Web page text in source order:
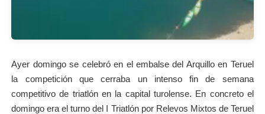
Ayer domingo se celebró en el embalse del Arquillo en Teruel
la competición que cerraba un intenso fin de semana
competitivo de triatlón en la capital turolense. En concreto el
domingo era el turno del I Triatlón por Relevos Mixtos de Teruel